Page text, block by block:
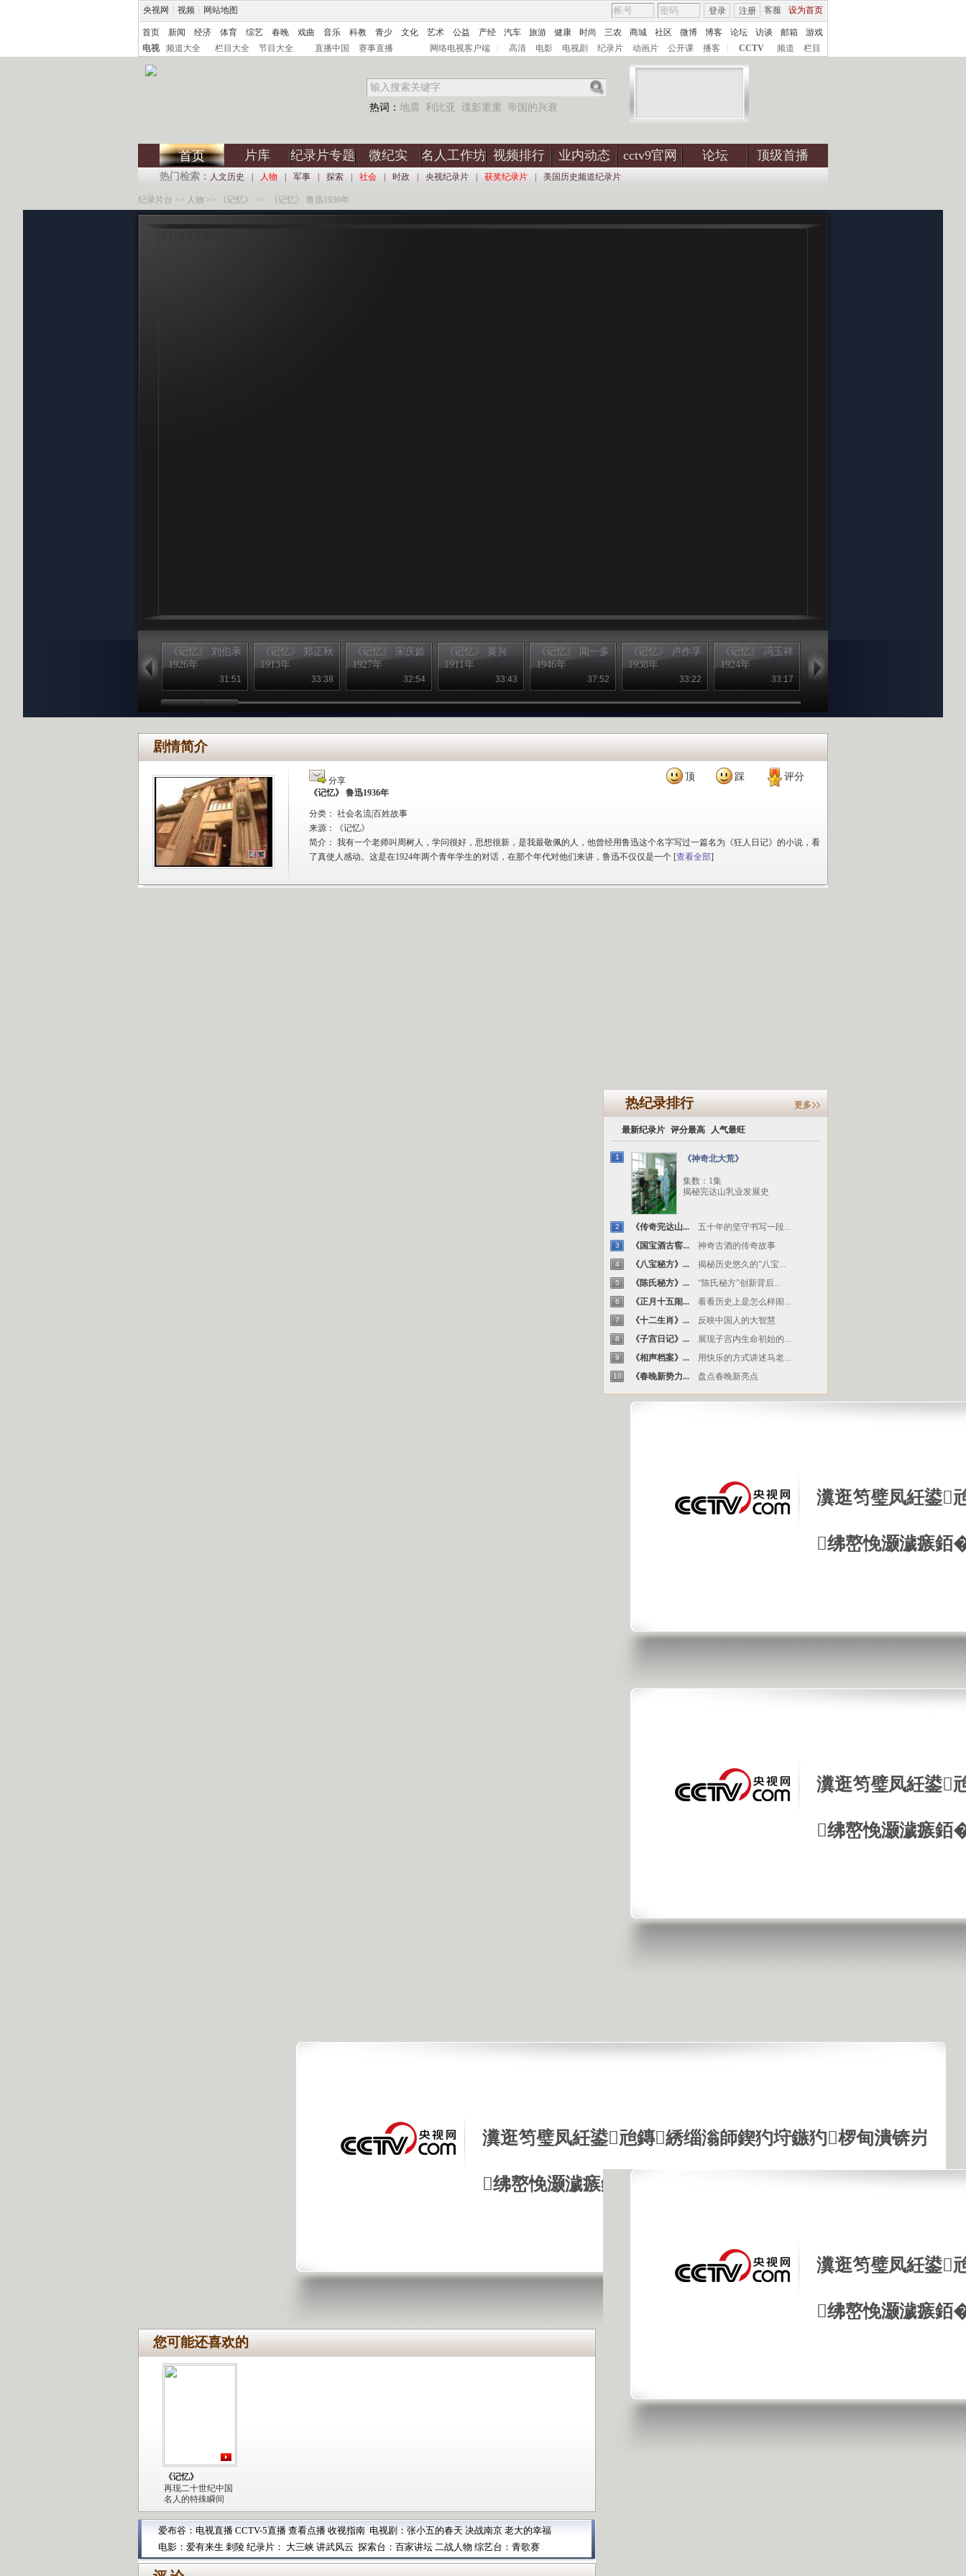
央视网 视频 网站地图 客服 设为首页
登录 注册
首页 新闻 经济 体育 综艺 春晚 戏曲 音乐 科教 青少 文化 艺术 公益 产经 汽车 旅游 健康 时尚 三农 商城 社区 微博 博客 论坛 访谈 邮箱
游戏
电视
频道大全 栏目大全 节目大全 直播中国 赛事直播 网络电视客户端 高清 电影 电视剧 纪录片 动画片 公开课 播客 CCTV 频道 栏目
热词： 地震 利比亚 谍影重重 帝国的兴衰
首页 片库 纪录片专题 微纪实 名人工作坊 视频排行 业内动态 cctv9官网 论坛 顶级首播
热门检索： 人文历史 人物 军事 探索 社会 时政 央视纪录片 获奖纪录片 美国历史频道纪录片
纪录片台 >> 人物 >> 《记忆》 >> 《记忆》 鲁迅1936年
《记忆》 刘伯承
1926年
31:51
《记忆》 郑正秋
1913年
33:38
《记忆》 宋庆龄
1927年
32:54
《记忆》 黄兴
1911年
33:43
《记忆》 闻一多
1946年
37:52
《记忆》 卢作孚
1938年
33:22
《记忆》 冯玉祥
1924年
33:17
1921年
剧情简介
顶 踩 评分
分享
《记忆》 鲁迅1936年
分类： 社会名流|百姓故事
来源：
《记忆》
简介： 我有一个老师叫周树人，学问很好，思想很新，是我最敬佩的人，他曾经用鲁迅这个名字写过一篇名为《狂人日记》的小说，看
了真使人感动。这是在1924年两个青年学生的对话，在那个年代对他们来讲，鲁迅不仅仅是一个 [查看全部]
瀵逛笉璧凤紝鍙兘鏄綉缁滃師鍥犳垨鏃犳椤甸潰锛岃
绋嶅悗灏濊瘯銆�
您可能还喜欢的
《记忆》
再现二十世纪中国
名人的特殊瞬间
爱布谷： 电视直播 CCTV-5直播 查看点播 收视指南 电视剧： 张小五的春天 决战南京 老大的幸福
电影： 爱有来生 刺陵 纪录片： 大三峡 讲武风云 探索台： 百家讲坛 二战人物 综艺台： 青歌赛
热纪录排行 更多
最新纪录片 评分最高 人气最旺
1 《神奇北大荒》
集数：1集
揭秘完达山乳业发展史
2 《传奇完达山... 五十年的坚守书写一段...
3 《国宝酒古窖... 神奇古酒的传奇故事
4 《八宝秘方》... 揭秘历史悠久的“八宝...
5 《陈氏秘方》... “陈氏秘方”创新背后...
6 《正月十五闹... 看看历史上是怎么样闹...
7 《十二生肖》... 反映中国人的大智慧
8 《子宫日记》... 展现子宫内生命初始的...
9 《相声档案》... 用快乐的方式讲述马老...
10 《春晚新势力... 盘点春晚新亮点
瀵逛笉璧凤紝鍙
绋嶅悗灏濊瘯銆
瀵逛笉璧凤紝鍙
绋嶅悗灏濊瘯銆
瀵逛笉璧凤紝鍙
绋嶅悗灏濊瘯銆